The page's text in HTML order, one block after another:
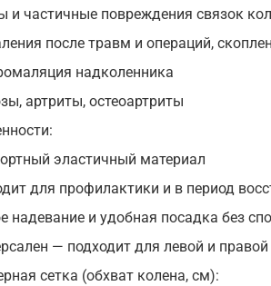
и частичные повреждения связок
после травм и операций,
надколенника
артриты, остеоартриты
эластичный материал
для профилактики и в период
надевание и удобная посадка без
— подходит для левой и правой
сетка (обхват колена, см):